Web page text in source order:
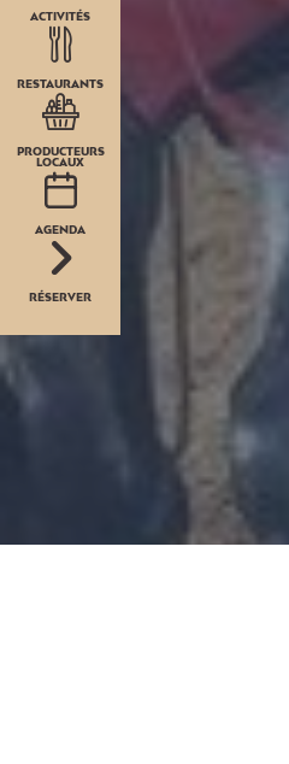
ACTIVITÉS
RESTAURANTS
PRODUCTEURS
LOCAUX
AGENDA
RÉSERVER